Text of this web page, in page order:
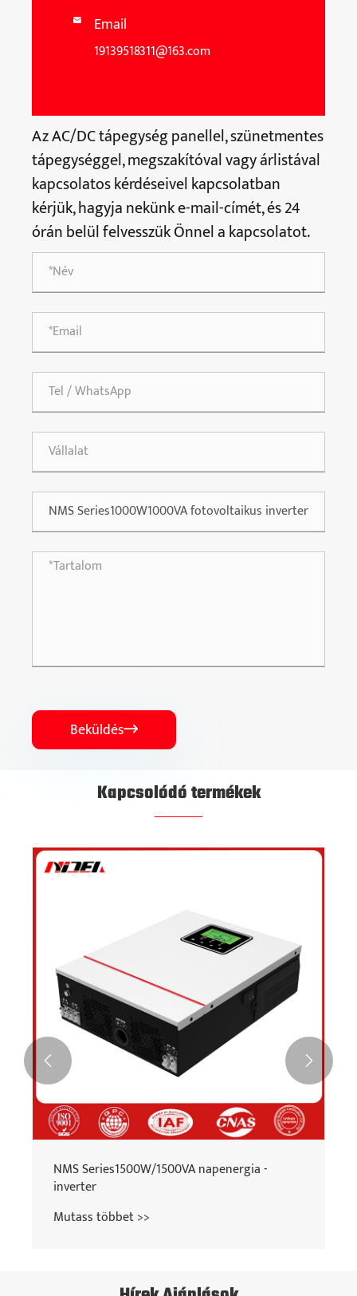
 Email
19139518311@163.com
Az AC/DC tápegység panellel, szünetmentes
tápegységgel, megszakítóval vagy árlistával
kapcsolatos kérdéseivel kapcsolatban
kérjük, hagyja nekünk e-mail-címét, és 24
órán belül felvesszük Önnel a kapcsolatot.
Beküldés
Kapcsolódó termékek
NMS Series1500W/1500VA napenergia -
inverter
Mutass többet >>
 